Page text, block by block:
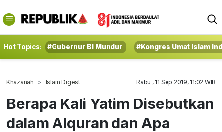
Hot Topics: #Gubernur BI Mundur #Kongres Umat Islam
Khazanah Islam Digest Rabu , 11 Sep 2019, 11:02 WIB
Berapa Kali Yatim Disebutkan
dalam Alquran dan Apa